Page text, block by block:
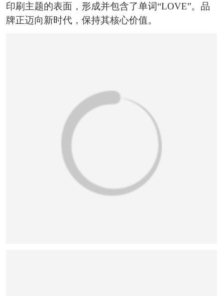
印刷主题的表面，形成并包含了单词“LOVE”。品
牌正迈向新时代，保持其核心价值。